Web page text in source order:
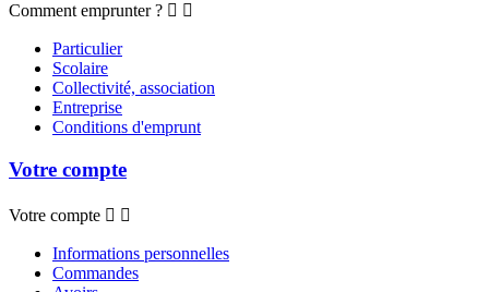
Comment emprunter ?  
Particulier
Scolaire
Collectivité, association
Entreprise
Conditions d'emprunt
Votre compte
Votre compte  
Informations personnelles
Commandes